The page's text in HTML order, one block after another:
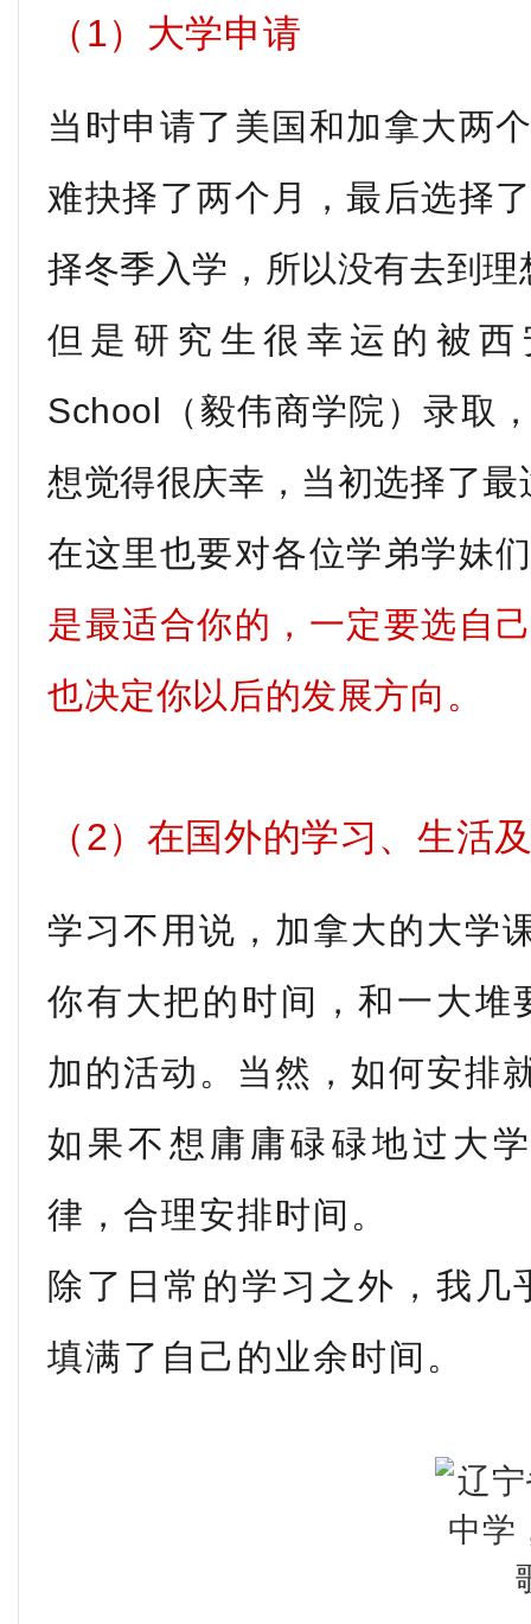
（1）大学申请
当时申请了美国和加拿大两
难抉择了两个月，最后选择
择冬季入学，所以没有去到
但是研究生很幸运的被西
School（毅伟商学院）录取
想觉得很庆幸，当初选择了
在这里也要对各位学弟学妹
是最适合你的，一定要选自
也决定你以后的发展方向。
（2）在国外的学习、生活
学习不用说，加拿大的大学
你有大把的时间，和一大
加的活动。当然，如何安排
如果不想庸庸碌碌地过大
律，合理安排时间。
除了日常的学习之外，我
填满了自己的业余时间。